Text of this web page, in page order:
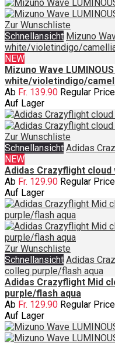
Zur Wunschliste
Schnellansicht Mizuno
white/violetindigo/
NEW
Mizuno Wave
white/violetindigo/
Ab Fr. 139.90 Regular Price
Auf Lager
Zur Wunschliste
Schnellansicht Adidas
NEW
Adidas Crazyflight
Ab Fr. 129.90 Regular Price
Auf Lager
Zur Wunschliste
Schnellansicht Adidas
colleg purple/flash aqua
Adidas Crazyflight Mid
purple/flash aqua
Ab Fr. 129.90 Regular Price
Auf Lager